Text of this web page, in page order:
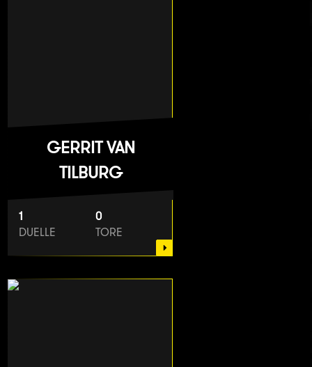
GERRIT VAN
TILBURG
1
DUELLE
0
TORE